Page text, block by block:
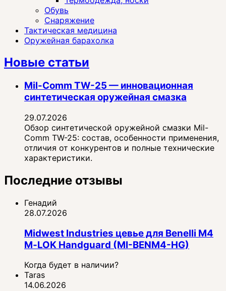
Обувь
Снаряжение
Тактическая медицина
Оружейная барахолка
Новые статьи
Mil-Comm TW-25 — инновационная
синтетическая оружейная смазка
29.07.2026
Обзор синтетической оружейной смазки Mil-
Comm TW-25: состав, особенности применения,
отличия от конкурентов и полные технические
характеристики.
Последние отзывы
Генадий
28.07.2026
Midwest Industries цевье для Benelli M4
M‑LOK Handguard (MI-BENM4-HG)
Когда будет в наличии?
Taras
14.06.2026